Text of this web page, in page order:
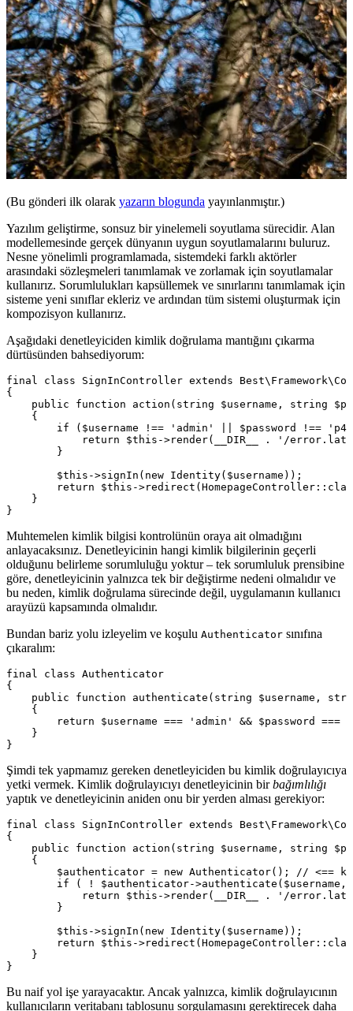
(Bu gönderi ilk olarak yazarın blogunda yayınlanmıştır.)
Yazılım geliştirme, sonsuz bir yinelemeli soyutlama sürecidir. Alan
modellemesinde gerçek dünyanın uygun soyutlamalarını buluruz.
Nesne yönelimli programlamada, sistemdeki farklı aktörler
arasındaki sözleşmeleri tanımlamak ve zorlamak için soyutlamalar
kullanırız. Sorumlulukları kapsüllemek ve sınırlarını tanımlamak için
sisteme yeni sınıflar ekleriz ve ardından tüm sistemi oluşturmak için
kompozisyon kullanırız.
Aşağıdaki denetleyiciden kimlik doğrulama mantığını çıkarma
dürtüsünden bahsediyorum:
final class SignInController extends
{
public function action(string $username, string
    {
if ($username !== 'admin' || $password !==
return $this->render(__DIR__ . '/
        }
        $this->signIn(new Identity($username));
return $this-
    }
Muhtemelen kimlik bilgisi kontrolünün oraya ait olmadığını
anlayacaksınız. Denetleyicinin hangi kimlik bilgilerinin geçerli
olduğunu belirleme sorumluluğu yoktur – tek sorumluluk prensibine
göre, denetleyicinin yalnızca tek bir değiştirme nedeni olmalıdır ve
bu neden, kimlik doğrulama sürecinde değil, uygulamanın kullanıcı
arayüzü kapsamında olmalıdır.
Bundan bariz yolu izleyelim ve koşulu Authenticator sınıfına
çıkaralım:
final class Authenticator
{
public function authenticate(string $username,
    {
return $username === 'admin' && $password ===
    }
Şimdi tek yapmamız gereken denetleyiciden bu kimlik doğrulayıcıya
yetki vermek. Kimlik doğrulayıcıyı denetleyicinin birbağımlılığı
yaptık ve denetleyicinin aniden onu bir yerden alması gerekiyor:
final class SignInController extends
{
public function action(string $username, string
    {
$authenticator = new Authenticator(); // <==
if ( ! $authenticator->authenticate($username,
return $this->render(__DIR__ . '/
        }
        $this->signIn(new Identity($username));
return $this-
    }
Bu naif yol işe yarayacaktır. Ancak yalnızca, kimlik doğrulayıcının
kullanıcıların veritabanı tablosunu sorgulamasını gerektirecek daha